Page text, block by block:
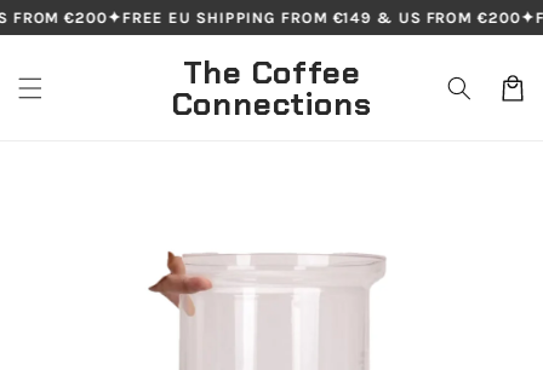
Skip to
content
FROM €200✦FREE EU SHIPPING FROM €149 & US FROM €200✦
The Coffee
Connections Cart